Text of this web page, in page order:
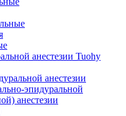
анестезии Tuohy
анестезии
эпидуральной
анестезии